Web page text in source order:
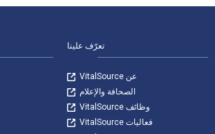
تعرّف علينا
عن VitalSource
الصحافة والإعلام
وظائف VitalSource
فعاليات VitalSource